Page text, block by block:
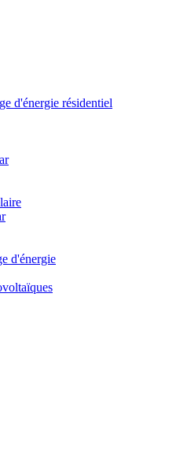
d'énergie résidentiel
d'énergie